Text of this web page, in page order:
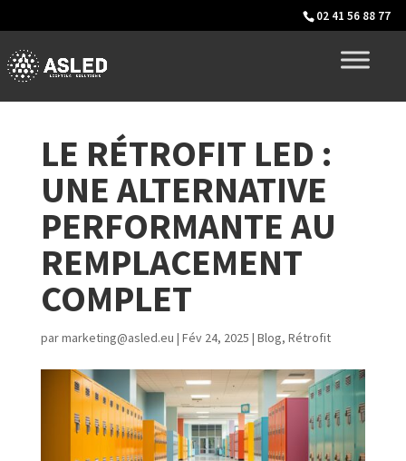
02 41 56 88 77
LE RÉTROFIT LED :
UNE ALTERNATIVE
PERFORMANTE AU
REMPLACEMENT
COMPLET
parmarketing@asled.eu | Fév 24, 2025 | Blog, Rétrofit